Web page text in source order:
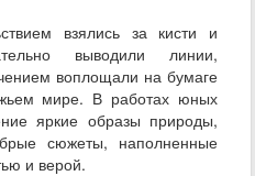
взялись за кисти и
выводили линии,
воплощали на бумаге
мире. В работах юных
яркие образы природы,
сюжеты, наполненные
и верой.